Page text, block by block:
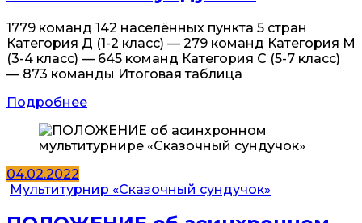
1779 команд 142 населённых пункта 5 стран
Категория Д (1-2 класс) — 279 команд Категория М
(3-4 класс) — 645 команд Категория С (5-7 класс)
— 873 команды Итоговая таблица
Подробнее
04.02.2022
Мультитурнир «Сказочный сундучок»